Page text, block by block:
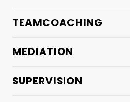
TEAMCOACHING
MEDIATION
SUPERVISION